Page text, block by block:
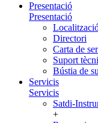
Presentació
Presentació
Directori
Carta de
Suport
Bústia de
Servicis
Servicis
Satdi-
+